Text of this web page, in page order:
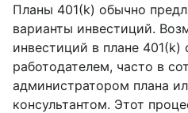
Планы 401(k) обычно
варианты инвестиций.
инвестиций в плане
работодателем, часто в
администратором плана
консультантом. Этот